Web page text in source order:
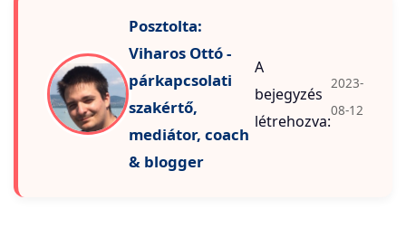
Posztolta:
Viharos Ottó -
párkapcsolati
szakértő,
mediátor, coach
& blogger
A
bejegyzés
létrehozva:
2023-
08-12